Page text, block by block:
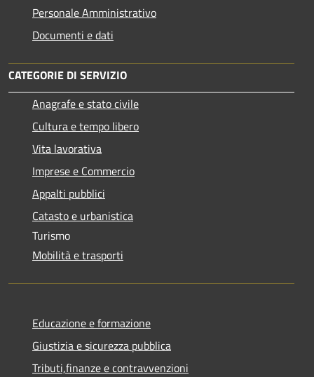
Personale Amministrativo
Documenti e dati
CATEGORIE DI SERVIZIO
Anagrafe e stato civile
Cultura e tempo libero
Vita lavorativa
Imprese e Commercio
Appalti pubblici
Catasto e urbanistica
Turismo
Mobilità e trasporti
Educazione e formazione
Giustizia e sicurezza pubblica
Tributi,finanze e contravvenzioni